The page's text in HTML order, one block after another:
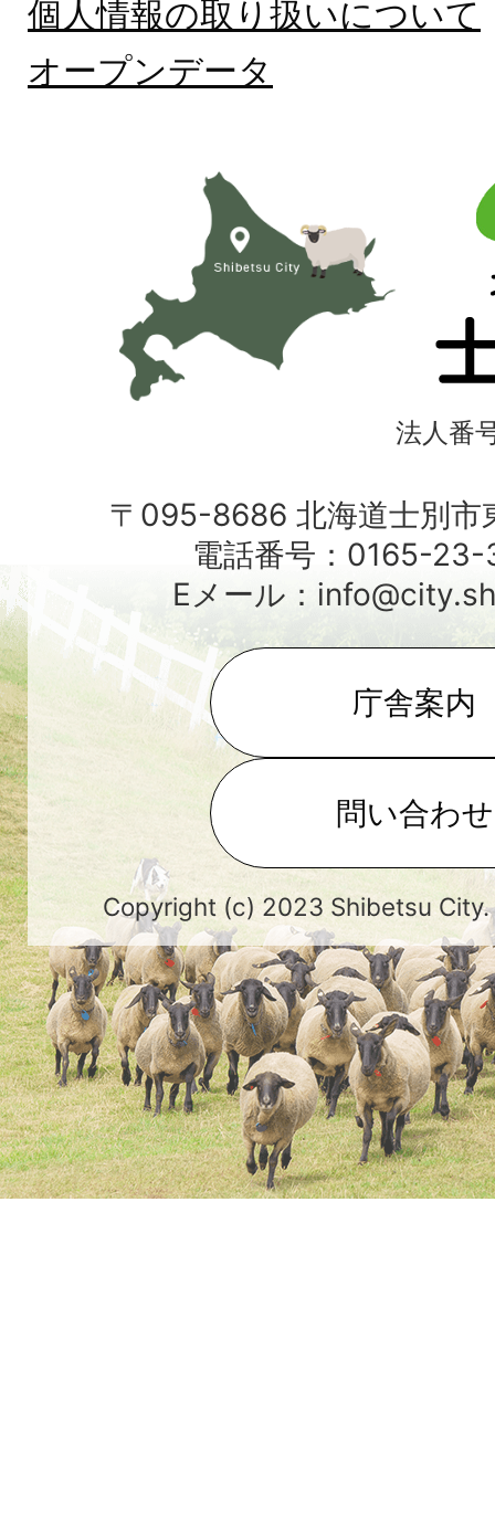
個人情報の取り扱いについて
オープンデータ
別
市
法人番
〒095-8686 北海道士別市
電話番号：0165-23-
Eメール：
庁舎案内
問い合わせ
Copyright (c) 2023 Shibetsu City.